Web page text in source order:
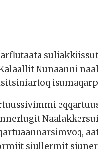
Nunaanni
siullermit